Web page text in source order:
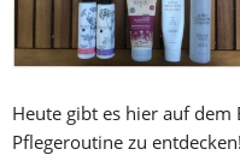
Heute gibt es hier auf dem
Pflegeroutine zu